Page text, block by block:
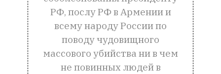
РФ, послу РФ в Армении и
всему народу России по
поводу чудовищного
массового убийства ни в чем
не повинных людей в